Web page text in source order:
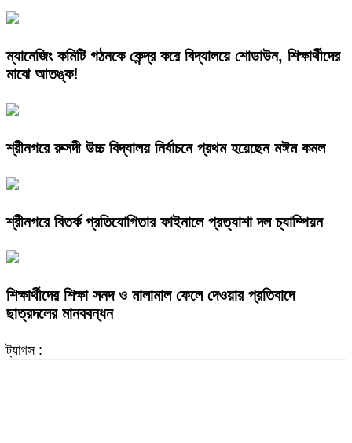
ম্যানেজিং কমিটি গঠনকে কেন্দ্র করে বিদ্যালয়ে শোডাউন, শিক্ষার্থীদের
মাঝে আতঙ্ক!
শ্রীনগরে রুসদী উচ্চ বিদ্যালয় নির্বাচনে প্রথম হয়েছেন মঈম কমল
শ্রীনগরে বিতর্ক প্রতিযোগিতার ফাইনালে প্রত্যাশা দল চ্যাম্পিয়ন
শিক্ষার্থীদের শিক্ষা সনদ ও মালামাল ফেলে দেওয়ার প্রতিবাদে
ছাত্রদলের মানববন্ধন
ট্যাগস :